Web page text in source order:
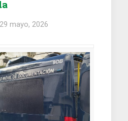
29 mayo, 2026